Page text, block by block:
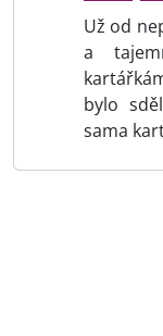
Už od
a
bylo
sama